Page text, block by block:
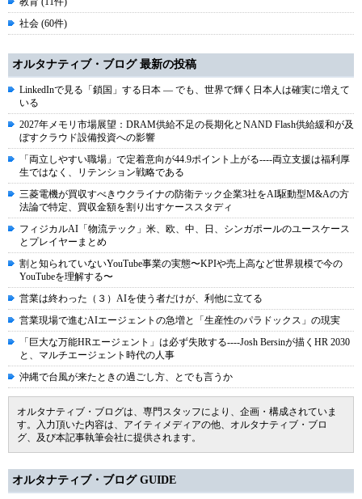
社会 (60件)
オルタナティブ・ブログ 最新の投稿
LinkedInで見る「鎖国」する日本 ― でも、世界で輝く日本人は確実に増えて
いる
2027年メモリ市場展望：DRAM供給不足の長期化とNAND Flash供給緩和が及
ぼすクラウド設備投資への影響
「両立しやすい職場」で定着意向が44.9ポイント上がる----両立支援は福利厚
生ではなく、リテンション戦略である
三菱電機が買収すべきウクライナの防衛テック企業3社をAI駆動型M&Aの方
法論で特定、買収金額を割り出すケーススタディ
フィジカルAI「物流テック」米、欧、中、日、シンガポールのユースケース
とプレイヤーまとめ
割と知られていないYouTube事業の実態〜KPIや売上高など世界規模で今の
YouTubeを理解する〜
営業は終わった（３）AIを使う者だけが、利他に立てる
営業現場で進むAIエージェントの急増と「生産性のパラドックス」の現実
「巨大な万能HRエージェント」は必ず失敗する----Josh Bersinが描くHR 2030
と、マルチエージェント時代の人事
沖縄で台風が来たときの過ごし方、とでも言うか
オルタナティブ・ブログは、専門スタッフにより、企画・構成されていま
す。入力頂いた内容は、アイティメディアの他、オルタナティブ・ブロ
グ、及び本記事執筆会社に提供されます。
オルタナティブ・ブログ GUIDE